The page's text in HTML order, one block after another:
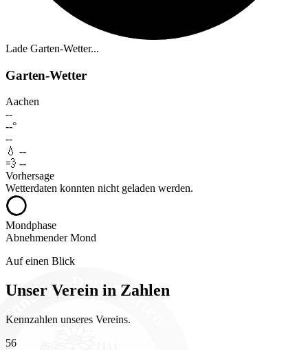
Lade Garten-Wetter...
Garten-Wetter
Aachen
--
--°
--
💧 --
💨 --
Vorhersage
Wetterdaten konnten nicht geladen werden.
Mondphase
Abnehmender Mond
Auf einen Blick
Unser Verein in Zahlen
Kennzahlen unseres Vereins.
56